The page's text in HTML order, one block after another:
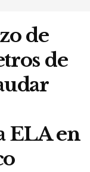
de
de
ELA en